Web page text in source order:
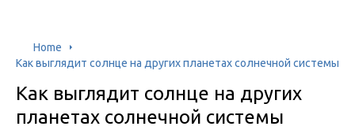
Home
Как выглядит солнце на других планетах солнечной системы
Как выглядит солнце на других
планетах солнечной системы